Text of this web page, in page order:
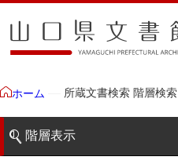
ホーム 所蔵文書検索 階層検索
階層表示